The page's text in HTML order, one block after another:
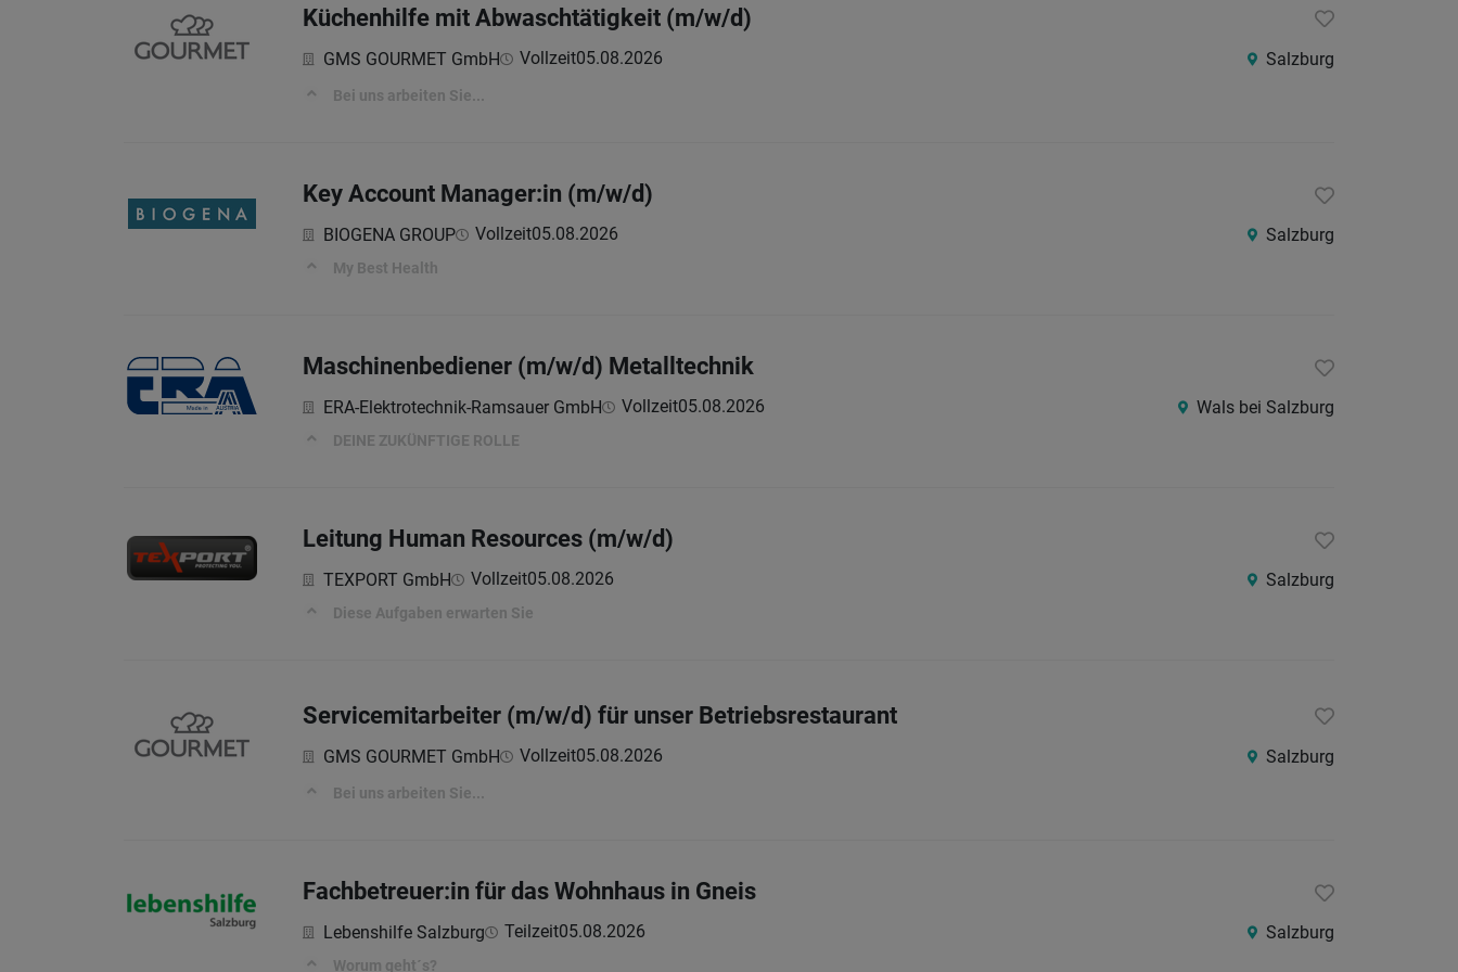
Küchenhilfe mit Abwaschtätigkeit (m/w/d)
GMS GOURMET GmbH Vollzeit05.08.2026 Salzburg
Bei uns arbeiten Sie...
Key Account Manager:in (m/w/d)
BIOGENA GROUP Vollzeit05.08.2026 Salzburg
My Best Health
Maschinenbediener (m/w/d) Metalltechnik
ERA-Elektrotechnik-Ramsauer GmbH Vollzeit05.08.2026 Wals bei Salzburg
DEINE ZUKÜNFTIGE ROLLE
Leitung Human Resources (m/w/d)
TEXPORT GmbH Vollzeit05.08.2026 Salzburg
Diese Aufgaben erwarten Sie
Servicemitarbeiter (m/w/d) für unser Betriebsrestaurant
GMS GOURMET GmbH Vollzeit05.08.2026 Salzburg
Bei uns arbeiten Sie...
Fachbetreuer:in für das Wohnhaus in Gneis
Lebenshilfe Salzburg Teilzeit05.08.2026 Salzburg
Worum geht´s?